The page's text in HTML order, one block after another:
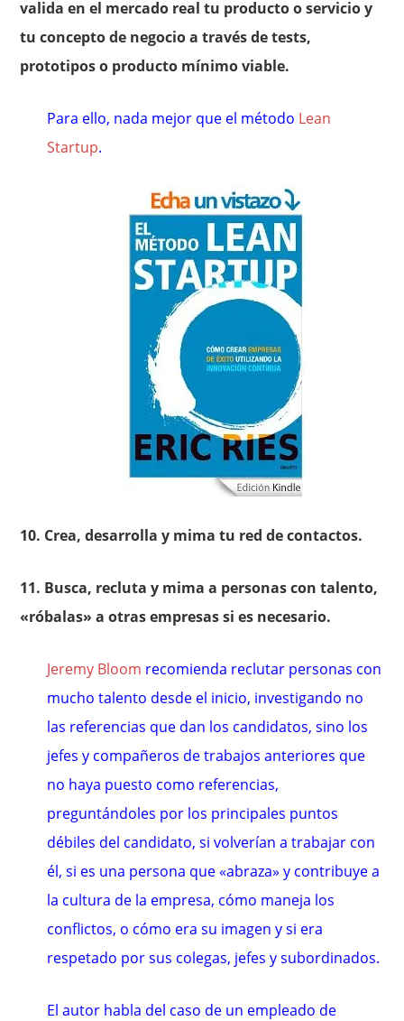
valida en el mercado real tu producto o servicio y
tu concepto de negocio a través de tests,
prototipos o producto mínimo viable.
Para ello, nada mejor que el método Lean
Startup.
10. Crea, desarrolla y mima tu red de contactos.
11. Busca, recluta y mima a personas con talento,
«róbalas» a otras empresas si es necesario.
Jeremy Bloom recomienda reclutar personas con
mucho talento desde el inicio, investigando no
las referencias que dan los candidatos, sino los
jefes y compañeros de trabajos anteriores que
no haya puesto como referencias,
preguntándoles por los principales puntos
débiles del candidato, si volverían a trabajar con
él, si es una persona que «abraza» y contribuye a
la cultura de la empresa, cómo maneja los
conflictos, o cómo era su imagen y si era
respetado por sus colegas, jefes y subordinados.
El autor habla del caso de un empleado de